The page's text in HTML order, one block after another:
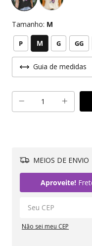
Tamanho: M
P M G GG
Guia de medidas
MEIOS DE ENVIO
Aproveite!
Não sei meu CEP